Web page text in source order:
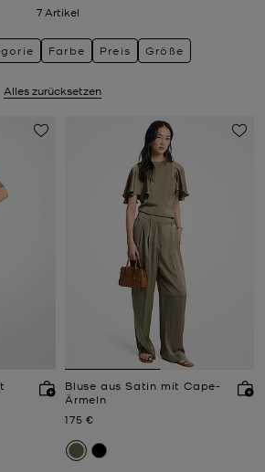
7 Artikel
Farbe Preis Größe
Alles zurücksetzen
Bluse aus Satin mit Cape-
Ärmeln
Jetzt
175 €